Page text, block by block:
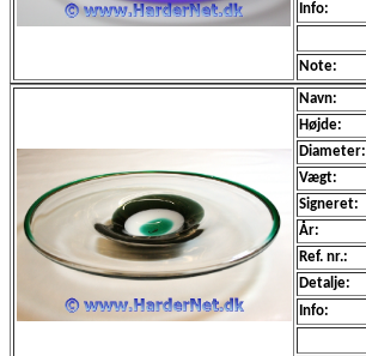
Info:
Note:
Navn:
Højde:
Diameter:
Vægt:
Signeret:
År:
Ref. nr.:
Detalje:
Info: